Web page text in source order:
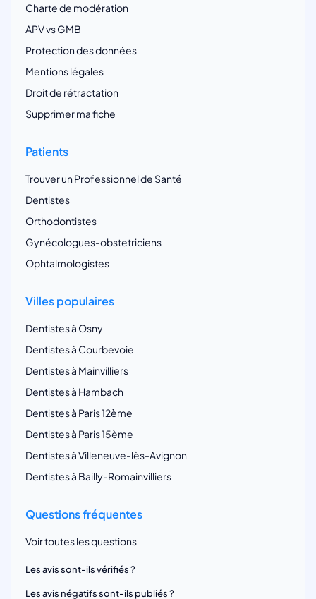
Charte de modération
APV vs GMB
Protection des données
Mentions légales
Droit de rétractation
Supprimer ma fiche
Patients
Trouver un Professionnel de Santé
Dentistes
Orthodontistes
Gynécologues-obstetriciens
Ophtalmologistes
Villes populaires
Dentistes à Osny
Dentistes à Courbevoie
Dentistes à Mainvilliers
Dentistes à Hambach
Dentistes à Paris 12ème
Dentistes à Paris 15ème
Dentistes à Villeneuve-lès-Avignon
Dentistes à Bailly-Romainvilliers
Questions fréquentes
Voir toutes les questions
Les avis sont-ils vérifiés ?
Les avis négatifs sont-ils publiés ?